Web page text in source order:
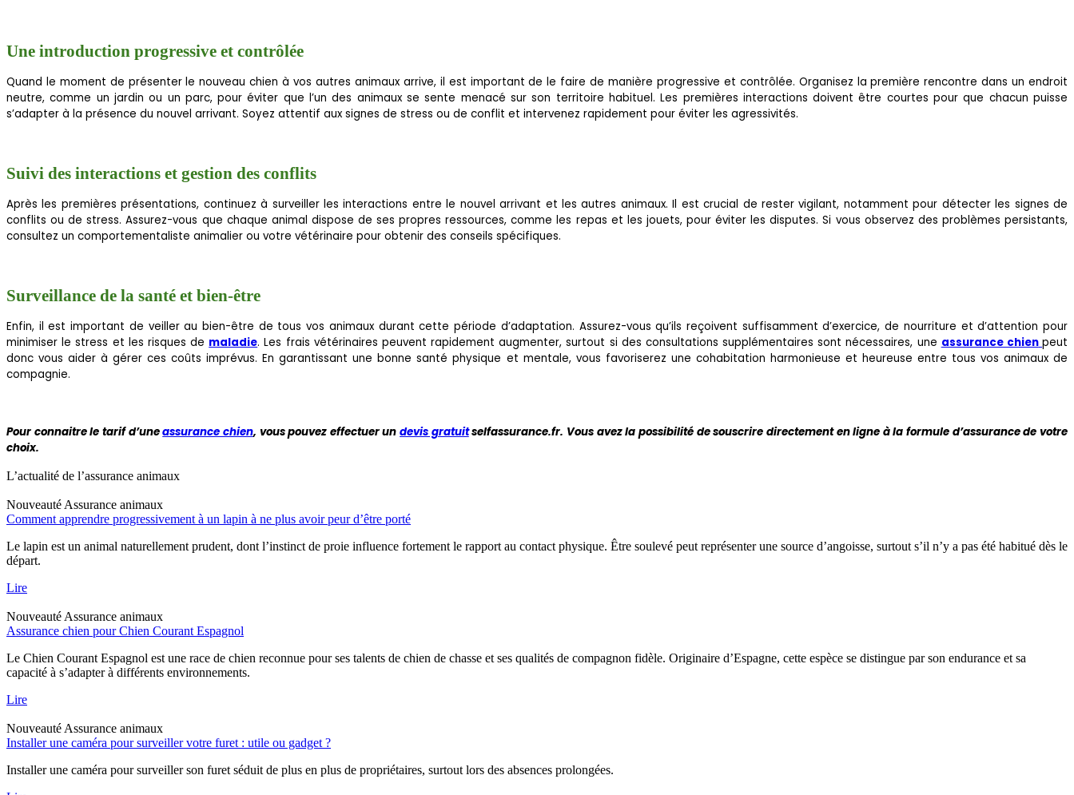
Une introduction progressive et contrôlée
Quand le moment de présenter le nouveau chien à vos autres animaux arrive, il est important de le faire de manière progressive et contrôlée. Organisez la première rencontre dans un endroit
neutre, comme un jardin ou un parc, pour éviter que l’un des animaux se sente menacé sur son territoire habituel. Les premières interactions doivent être courtes pour que chacun puisse
s’adapter à la présence du nouvel arrivant. Soyez attentif aux signes de stress ou de conflit et intervenez rapidement pour éviter les agressivités.
Suivi des interactions et gestion des conflits
Après les premières présentations, continuez à surveiller les interactions entre le nouvel arrivant et les autres animaux. Il est crucial de rester vigilant, notamment pour détecter les signes de
conflits ou de stress. Assurez-vous que chaque animal dispose de ses propres ressources, comme les repas et les jouets, pour éviter les disputes. Si vous observez des problèmes persistants,
consultez un comportementaliste animalier ou votre vétérinaire pour obtenir des conseils spécifiques.
Surveillance de la santé et bien-être
Enfin, il est important de veiller au bien-être de tous vos animaux durant cette période d’adaptation. Assurez-vous qu’ils reçoivent suffisamment d’exercice, de nourriture et d’attention pour
minimiser le stress et les risques de maladie. Les frais vétérinaires peuvent rapidement augmenter, surtout si des consultations supplémentaires sont nécessaires, une assurance chien peut
donc vous aider à gérer ces coûts imprévus. En garantissant une bonne santé physique et mentale, vous favoriserez une cohabitation harmonieuse et heureuse entre tous vos animaux de
compagnie.
Pour connaitre le tarif d’uneassurance chien, vous pouvez effectuer undevis gratuitselfassurance.fr. Vous avez la possibilité de souscrire directement en ligne à la formule d’assurance de votre
choix.
L’actualité de l’assurance animaux
Nouveauté Assurance animaux
Comment apprendre progressivement à un lapin à ne plus avoir peur d’être porté
Le lapin est un animal naturellement prudent, dont l’instinct de proie influence fortement le rapport au contact physique. Être soulevé peut représenter une source d’angoisse, surtout s’il n’y a pas été habitué dès le
départ.
Lire
Nouveauté Assurance animaux
Assurance chien pour Chien Courant Espagnol
Le Chien Courant Espagnol est une race de chien reconnue pour ses talents de chien de chasse et ses qualités de compagnon fidèle. Originaire d’Espagne, cette espèce se distingue par son endurance et sa
capacité à s’adapter à différents environnements.
Lire
Nouveauté Assurance animaux
Installer une caméra pour surveiller votre furet : utile ou gadget ?
Installer une caméra pour surveiller son furet séduit de plus en plus de propriétaires, surtout lors des absences prolongées.